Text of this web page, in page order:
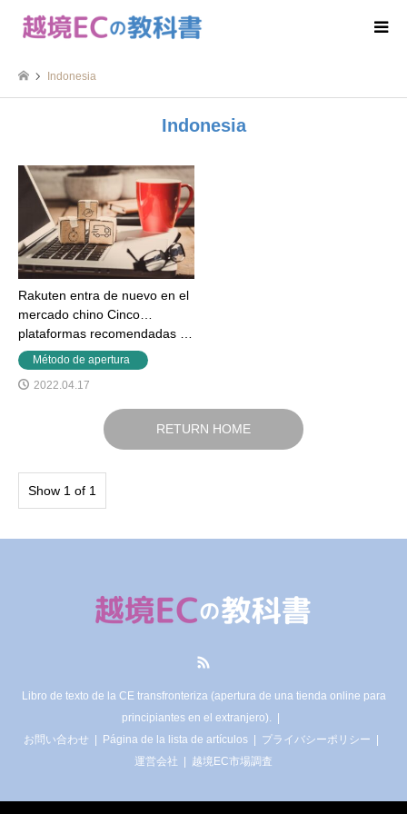
Indonesia
Indonesia
Rakuten entra de nuevo en el
mercado chino Cinco
plataformas recomendadas …
Método de apertura
2022.04.17
RETURN HOME
Show 1 of 1
Libro de texto de la CE transfronteriza (apertura de una tienda online para
principiantes en el extranjero).
お問い合わせ
Página de la lista de artículos
プライバシーポリシー
運営会社
越境EC市場調査